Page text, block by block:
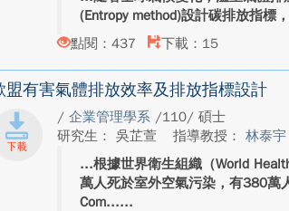
(Entropy method)設計碳排放指標
點閱：437
下載：15
盟有害氣體排放效率及排放指標設計
/企業管理學系 /110/ 碩士
研究生： 吳芷萱
指導教授：林泰宇
根據世界衛生組織（World
萬人死於室外空氣污染，有380萬
Com...